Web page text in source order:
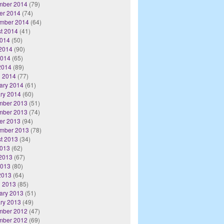
2014(79)
2014(74)
2014(64)
2014(41)
(50)
(90)
(65)
(89)
2014(77)
2014(61)
2014(60)
2013 (51)
2013 (74)
2013 (94)
2013 (78)
2013 (34)
(62)
(67)
(80)
(64)
2013 (85)
2013 (51)
2013 (49)
2012 (47)
2012 (69)